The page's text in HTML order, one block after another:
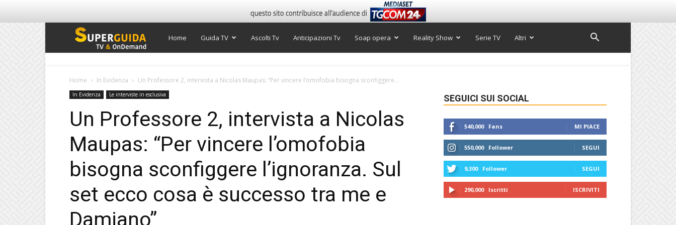
Super
TV
Home Guida TV Ascolti Tv Anticipazioni Tv Soap opera Reality Show Serie TV Altri
Home In Evidenza Un Professore 2, intervista a Nicolas Maupas: “Per vincere l’omofobia bisogna sconfiggere...
In Evidenza Le interviste in esclusiva
Un Professore 2, intervista a Nicolas
Maupas: “Per vincere l’omofobia
bisogna sconfiggere l’ignoranza. Sul
set ecco cosa è successo tra me e
Damiano”
SEGUICI SUI SOCIAL
540,000 Fans MI PIACE
550,000 Follower SEGUI
9,300 Follower SEGUI
290,000 Iscritti ISCRIVITI